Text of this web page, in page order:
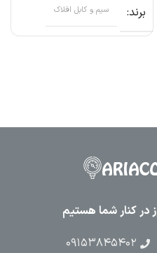
برند سیم و کابل افلاک
۰۹۱۵۳۸۴۵۴۰۲